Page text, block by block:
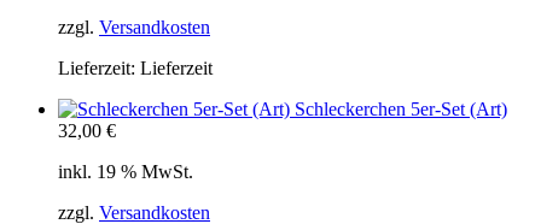
zzgl. Versandkosten
Lieferzeit: Lieferzeit
Schleckerchen 5er-Set (Art)
32,00 €
inkl. 19 % MwSt.
zzgl. Versandkosten